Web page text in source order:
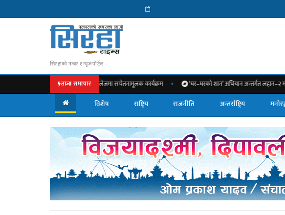
सिरहाको नम्बर १ न्यूज पोर्टल
ताजा समाचार
महत्त्वबारे नेशनल मेडिकल कलेजमा सचेतनामूलक कार्यक्रम ‘घर–घरको शान’ अभियान अन्तर्गत लहान–२ मा स्वच्छता
विशेष राष्ट्रिय राजनीति अन्तर्राष्ट्रिय